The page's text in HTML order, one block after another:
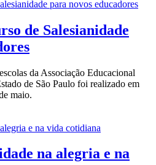
de Salesianidade
da Associação Educacional
de São Paulo foi realizado em
maio.
na alegria e na